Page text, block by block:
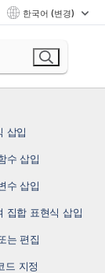
한국어 (변경)
삽입
수 삽입
수 삽입
집합 표현식 삽입
는 편집
드 지정